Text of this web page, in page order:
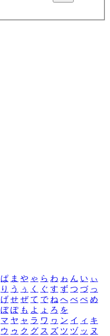
ぱ ま や ゃ ら わ ゎ ん い ぃ
り う ぅ く ぐ す ず つ づ っ
げ せ ぜ て で ね へ べ ぺ め
ぼ ぽ も よ ょ ろ を
マ ヤ ャ ラ ワ ヮ ン イ ィ キ
ウ ゥ ク グ ス ズ ツ ヅ ッ ヌ